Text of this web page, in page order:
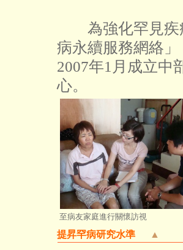
為強化罕見疾
病永續服務網絡
2007年1月成立中
心。
至病友家庭進行關懷訪視
提昇罕病研究水準 ▲